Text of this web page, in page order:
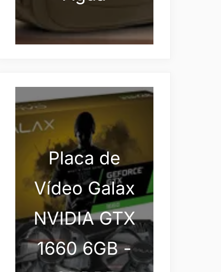
Placa de
Vídeo Galax
NVIDIA GTX
1660 6GB -